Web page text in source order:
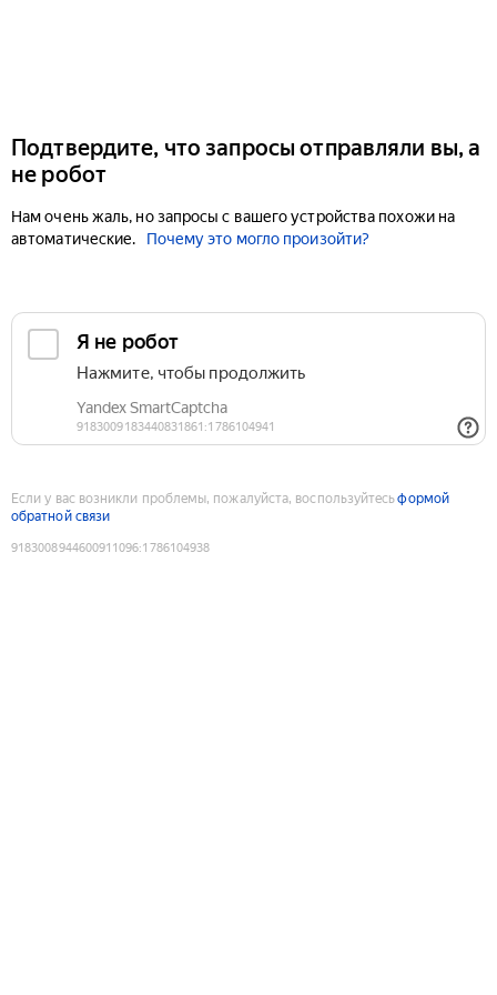
Подтвердите, что запросы отправляли вы, а
не робот
Нам очень жаль, но запросы с вашего устройства похожи на
автоматические.
Почему это могло произойти?
Если у вас возникли проблемы, пожалуйста, воспользуйтесьформой
обратной связи
9183008944600911096:1786104938